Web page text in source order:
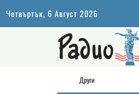
Четвъртък, 6 Август 2026
Други